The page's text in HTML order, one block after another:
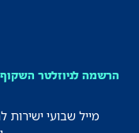
הרשמה לניוזלטר השקוף
מייל שבועי